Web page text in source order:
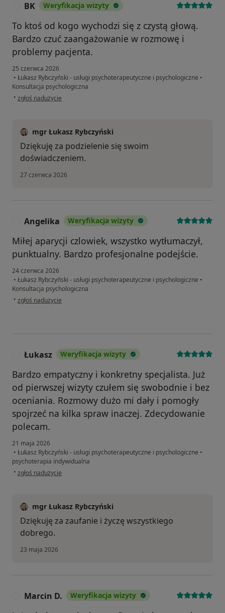
BK Weryfikacja wizyty
To ktoś od kogo wychodzi się z czystą głową.
Bardzo czuć zaangażowanie w rozmowę i
problemy pacjenta.
25 czerwca 2026
• Łukasz Rybczyński - usługi psychoterapeutyczne i psychologiczne •
Konsultacja psychologiczna
• w opinii użytkownika BK
zgłoś nadużycie
mgr Łukasz Rybczyński
Dziękuję za podzielenie się swoim
doświadczeniem.
27 czerwca 2026
Angelika Weryfikacja wizyty
Miłej aparycji czlowiek, wszystko wytłumaczył,
punktualny. Bardzo profesjonalne podejście.
24 czerwca 2026
• Łukasz Rybczyński - usługi psychoterapeutyczne i psychologiczne •
Konsultacja psychologiczna
• w opinii użytkownika Angelika
zgłoś nadużycie
Łukasz Weryfikacja wizyty
Bardzo empatyczny i konkretny specjalista. Już
od pierwszej wizyty czułem się swobodnie i bez
oceniania. Rozmowy dużo mi dały i pomogły
spojrzeć na kilka spraw inaczej. Zdecydowanie
polecam.
21 maja 2026
• Łukasz Rybczyński - usługi psychoterapeutyczne i psychologiczne •
psychoterapia indywidualna
• w opinii użytkownika Łukasz
zgłoś nadużycie
mgr Łukasz Rybczyński
Dziękuję za zaufanie i życzę wszystkiego
dobrego.
23 maja 2026
Marcin D. Weryfikacja wizyty